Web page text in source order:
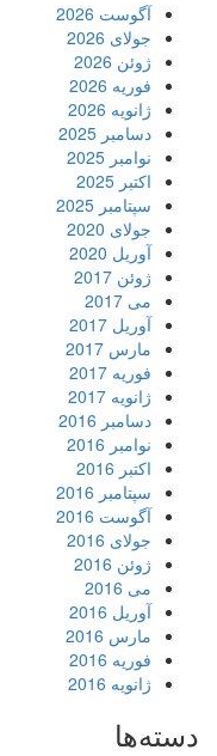
آگوست 2026
جولای 2026
ژوئن 2026
فوریه 2026
ژانویه 2026
دسامبر 2025
نوامبر 2025
اکتبر 2025
سپتامبر 2025
جولای 2020
آوریل 2020
ژوئن 2017
می 2017
آوریل 2017
مارس 2017
فوریه 2017
ژانویه 2017
دسامبر 2016
نوامبر 2016
اکتبر 2016
سپتامبر 2016
آگوست 2016
جولای 2016
ژوئن 2016
می 2016
آوریل 2016
مارس 2016
فوریه 2016
ژانویه 2016
دسته‌ها